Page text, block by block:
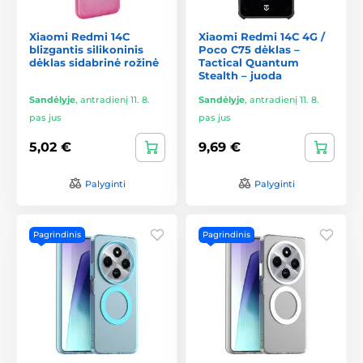
Xiaomi Redmi 14C
blizgantis silikoninis
dėklas sidabrinė rožinė
Sandėlyje, antradienį 11. 8.
pas jus
5,02 €
Palyginti
Xiaomi Redmi 14C 4G /
Poco C75 dėklas –
Tactical Quantum
Stealth – juoda
Sandėlyje, antradienį 11. 8.
pas jus
9,69 €
Palyginti
Pagrindinis Pagrindinis